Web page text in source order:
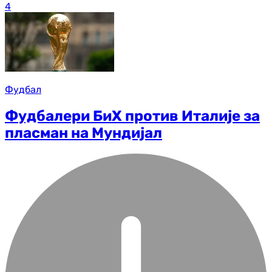
4
Фудбал
Фудбалери БиХ против Италије за
пласман на Мундијал